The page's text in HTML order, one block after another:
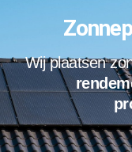
Wij plaatsen